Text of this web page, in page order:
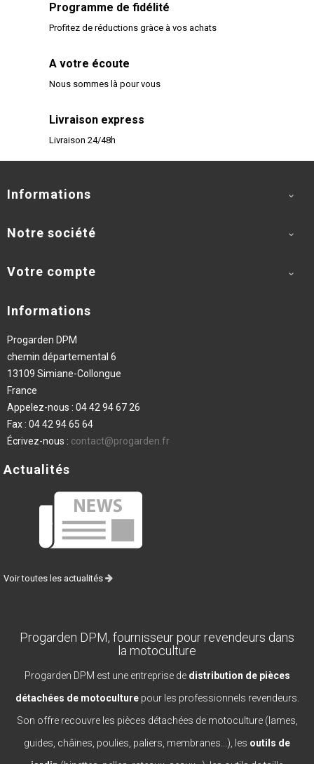
Programme de fidélité
Profitez de réductions gràce à vos achats
A votre écoute
Nous sommes là pour vous
Livraison express
Livraison 24/48h
Informations 
Notre société 
Votre compte 
Informations
Progarden DPM
chemin départemental 6
13109 Simiane-Collongue
France
Appelez-nous : 04 42 94 67 26
Fax : 04 42 94 65 64
Écrivez-nous : contact@progarden.fr
Actualités
Voir toutes les actualités
Progarden DPM, fournisseur pour revendeurs dans
la motoculture
Progarden DPM est une entreprise de distribution de pièces
détachées de motoculturepour les professionnels revendeurs.
Son offre recouvre les pièces détachées de motoculture (lames,
guides, châines, poulies, paliers, membranes...), les outils de